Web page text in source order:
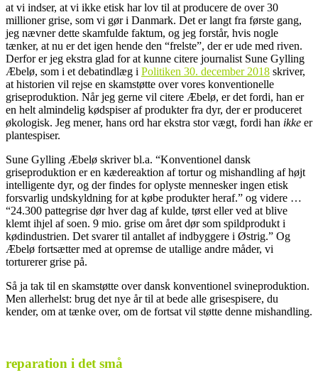
at vi indser, at vi ikke etisk har lov til at producere de over 30
millioner grise, som vi gør i Danmark. Det er langt fra første gang,
jeg nævner dette skamfulde faktum, og jeg forstår, hvis nogle
tænker, at nu er det igen hende den “frelste”, der er ude med riven.
Derfor er jeg ekstra glad for at kunne citere journalist Sune Gylling
Æbelø, som i et debatindlæg i Politiken 30. december 2018 skriver,
at historien vil rejse en skamstøtte over vores konventionelle
griseproduktion. Når jeg gerne vil citere Æbelø, er det fordi, han er
en helt almindelig kødspiser af produkter fra dyr, der er produceret
økologisk. Jeg mener, hans ord har ekstra stor vægt, fordi han ikke er
plantespiser.
Sune Gylling Æbelø skriver bl.a. “Konventionel dansk
griseproduktion er en kædereaktion af tortur og mishandling af højt
intelligente dyr, og der findes for oplyste mennesker ingen etisk
forsvarlig undskyldning for at købe produkter heraf.” og videre …
“24.300 pattegrise dør hver dag af kulde, tørst eller ved at blive
klemt ihjel af soen. 9 mio. grise om året dør som spildprodukt i
kødindustrien. Det svarer til antallet af indbyggere i Østrig.” Og
Æbelø fortsætter med at opremse de utallige andre måder, vi
torturerer grise på.
Så ja tak til en skamstøtte over dansk konventionel svineproduktion.
Men allerhelst: brug det nye år til at bede alle grisespisere, du
kender, om at tænke over, om de fortsat vil støtte denne mishandling.
reparation i det små